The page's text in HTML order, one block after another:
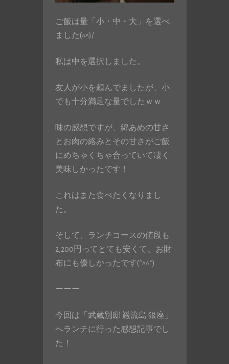
ご飯は量「小・中・大」を選べ
ました(^^)/
私は中を選択しました。
友人が小を頼んでましたが、小
でも十分満足な量でしたｗｗ
味の感想ですが、綿あめの甘さ
とお肉の絡みとその甘さがご飯
にめちゃくちゃ合っていて凄く
美味しかったです！
これはまた食べたくなりまし
た。
そして、ランチコースの値段も
2,200円ってとても安くて、お財
布にも優しかったです(*^^*)
ーーー
今回は「武蔵別邸 巌流島 銀座」
へランチに行った感想記事でし
た！